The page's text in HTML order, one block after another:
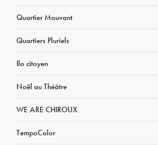
Quartier Mouvant
Quartiers Pluriels
Ilo citoyen
Noël au Théâtre
WE ARE CHIROUX
TempoColor